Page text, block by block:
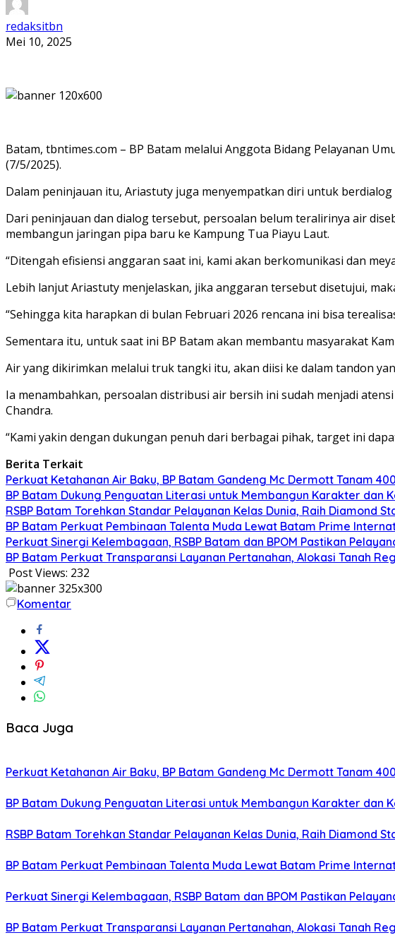
redaksitbn
Mei 10, 2025
Batam, tbntimes.com – BP Batam melalui Anggota Bidang Pelayanan
(7/5/2025).
Dalam peninjauan itu, Ariastuty juga menyempatkan diri untuk
Dari peninjauan dan dialog tersebut, persoalan belum teralirinya air
membangun jaringan pipa baru ke Kampung Tua Piayu Laut.
“Ditengah efisiensi anggaran saat ini, kami akan berkomunikasi dan
Lebih lanjut Ariastuty menjelaskan, jika anggaran tersebut disetujui,
“Sehingga kita harapkan di bulan Februari 2026 rencana ini bisa
Sementara itu, untuk saat ini BP Batam akan membantu masyarakat
Air yang dikirimkan melalui truk tangki itu, akan diisi ke dalam tandon
Ia menambahkan, persoalan distribusi air bersih ini sudah menjadi
Chandra.
“Kami yakin dengan dukungan penuh dari berbagai pihak, target ini
Berita Terkait
Perkuat Ketahanan Air Baku, BP Batam Gandeng Mc Dermott Tanam
BP Batam Dukung Penguatan Literasi untuk Membangun Karakter dan
RSBP Batam Torehkan Standar Pelayanan Kelas Dunia, Raih Diamond
BP Batam Perkuat Pembinaan Talenta Muda Lewat Batam Prime
Perkuat Sinergi Kelembagaan, RSBP Batam dan BPOM Pastikan
BP Batam Perkuat Transparansi Layanan Pertanahan, Alokasi Tanah
Post Views: 232
Komentar
Baca Juga
Perkuat Ketahanan Air Baku, BP Batam Gandeng Mc Dermott Tanam
BP Batam Dukung Penguatan Literasi untuk Membangun Karakter dan
RSBP Batam Torehkan Standar Pelayanan Kelas Dunia, Raih Diamond
BP Batam Perkuat Pembinaan Talenta Muda Lewat Batam Prime
Perkuat Sinergi Kelembagaan, RSBP Batam dan BPOM Pastikan
BP Batam Perkuat Transparansi Layanan Pertanahan, Alokasi Tanah